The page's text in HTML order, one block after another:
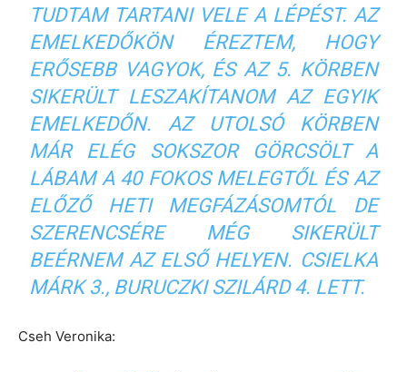
TUDTAM TARTANI VELE A LÉPÉST. AZ
EMELKEDŐKÖN ÉREZTEM, HOGY
ERŐSEBB VAGYOK, ÉS AZ 5. KÖRBEN
SIKERÜLT LESZAKÍTANOM AZ EGYIK
EMELKEDŐN. AZ UTOLSÓ KÖRBEN
MÁR ELÉG SOKSZOR GÖRCSÖLT A
LÁBAM A 40 FOKOS MELEGTŐL ÉS AZ
ELŐZŐ HETI MEGFÁZÁSOMTÓL DE
SZERENCSÉRE MÉG SIKERÜLT
BEÉRNEM AZ ELSŐ HELYEN. CSIELKA
MÁRK 3., BURUCZKI SZILÁRD 4. LETT.
Cseh Veronika: